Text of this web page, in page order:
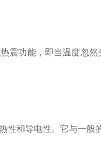
功能，即当温度忽然
和导电性。它与一般